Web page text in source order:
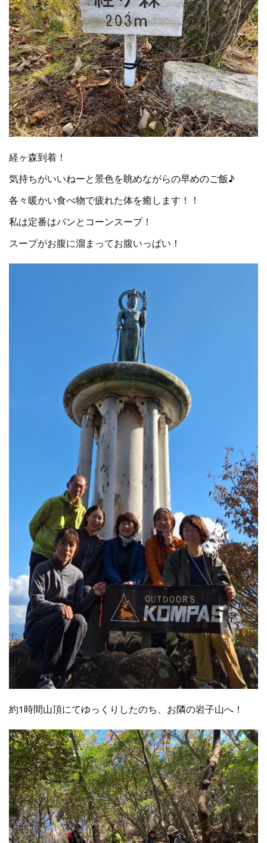
経ヶ森到着！
気持ちがいいねーと景色を眺めながらの早めのご飯♪
各々暖かい食べ物で疲れた体を癒します！！
私は定番はパンとコーンスープ！
スープがお腹に溜まってお腹いっぱい！
約1時間山頂にてゆっくりしたのち、お隣の岩子山へ！